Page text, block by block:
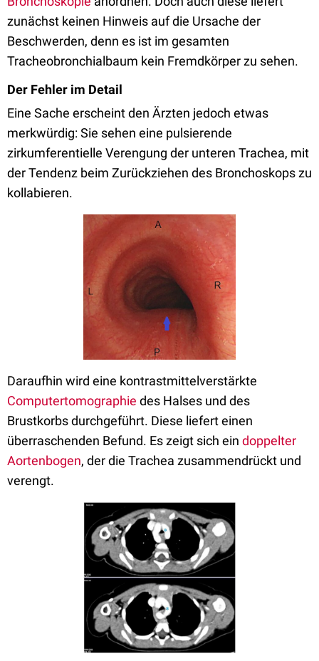
zunächst keinen Hinweis auf die Ursache der
Beschwerden, denn es ist im gesamten
Tracheobronchialbaum kein Fremdkörper zu sehen.
Der Fehler im Detail
Eine Sache erscheint den Ärzten jedoch etwas
merkwürdig: Sie sehen eine pulsierende
zirkumferentielle Verengung der unteren Trachea, mit
der Tendenz beim Zurückziehen des Bronchoskops zu
kollabieren.
Daraufhin wird eine kontrastmittelverstärkte
Computertomographie des Halses und des
Brustkorbs durchgeführt. Diese liefert einen
überraschenden Befund. Es zeigt sich ein doppelter
Aortenbogen, der die Trachea zusammendrückt und
verengt.